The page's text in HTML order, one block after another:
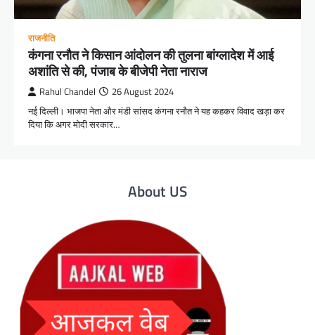
राजनीति
कंगना रनौत ने किसान आंदोलन की तुलना बांग्लादेश में आई
अशांति से की, पंजाब के बीजेपी नेता नाराज
Rahul Chandel 26 August 2024
नई दिल्ली। भाजपा नेता और मंडी सांसद कंगना रनौत ने यह कहकर विवाद खड़ा कर
दिया कि अगर मोदी सरकार…
About US